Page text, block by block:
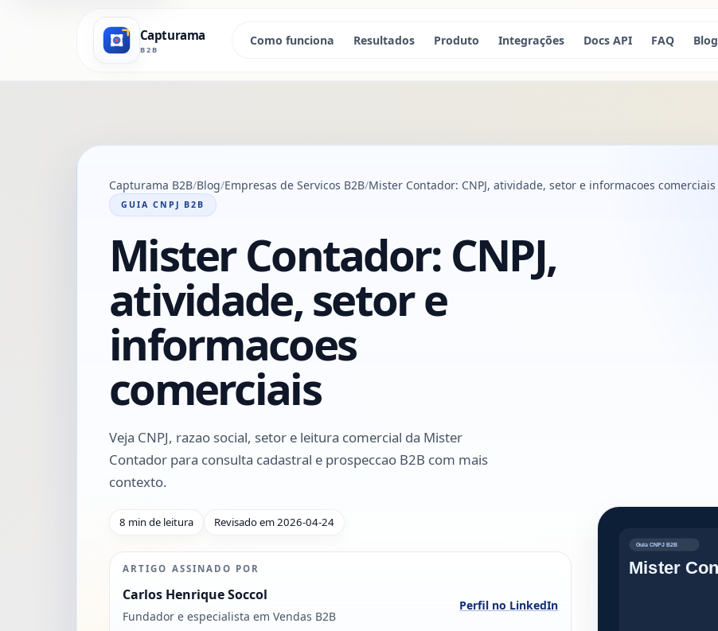
Capturama
B2B
Como funciona Resultados Produto Integrações Docs API FAQ Blog
Capturama B2B Blog Empresas de Servicos B2B Mister Contador: CNPJ, atividade, setor e informacoes comerciais
GUIA CNPJ B2B
Mister Contador: CNPJ,
atividade, setor e
informacoes
comerciais
Veja CNPJ, razao social, setor e leitura comercial da Mister
Contador para consulta cadastral e prospeccao B2B com mais
contexto.
8 min de leitura Revisado em 2026-04-24
ARTIGO ASSINADO POR
Carlos Henrique Soccol
Fundador e especialista em Vendas B2B
Perfil no LinkedIn